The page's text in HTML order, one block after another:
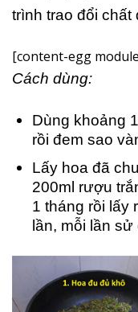
trình trao đổi chất
[content-egg
Cách dùng:
Dùng khoảng
rồi đem sao
Lấy hoa đã
200ml rượu
1 tháng rồi lấy
lần, mỗi lần